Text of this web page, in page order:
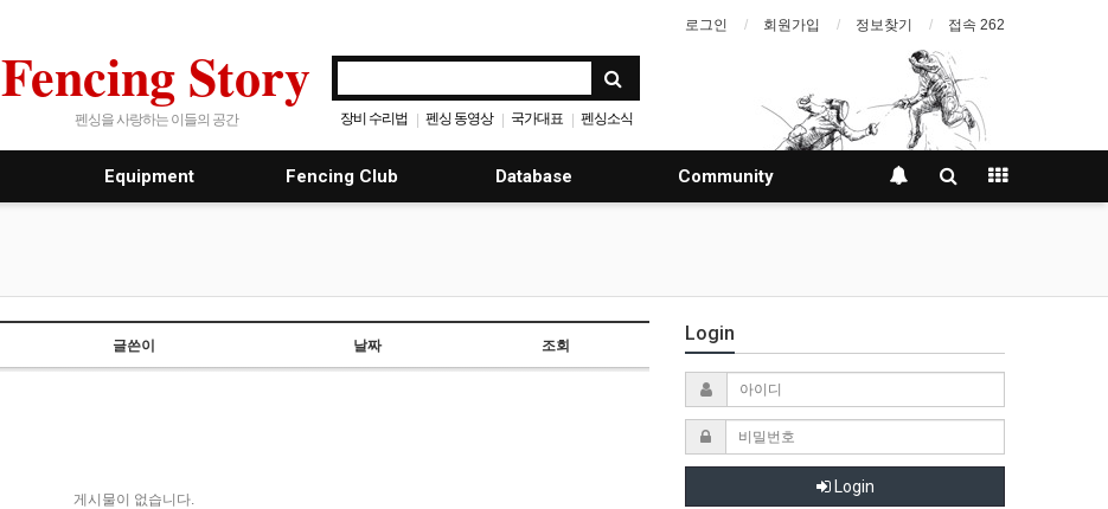
로그인 회원가입 정보찾기 접속 262
Fencing Story
펜싱을 사랑하는 이들의 공간 장비 수리법 | 펜싱 동영상 | 국가대표 | 펜싱소식
Equipment Fencing Club Database Community
글쓴이 날짜 조회
게시물이 없습니다.
Login
Login